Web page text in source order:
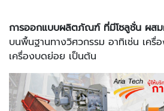
การออกแบบผลิตภัณฑ์ ที่มีโซลูชั่น ผสม
บนพื้นฐานทางวิศวกรรม อาทิเช่น เครื่
เครื่องบดย่อย เป็นต้น